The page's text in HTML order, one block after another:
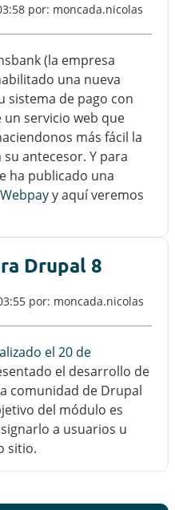
por: moncada.nicolas
(la empresa
una nueva
sistema de pago con
servicio web que
más fácil la
antecesor. Y para
ha publicado una
y aquí veremos
Drupal 8
por: moncada.nicolas
el 20 de
el desarrollo de
comunidad de Drupal
del módulo es
a usuarios u
sitio.